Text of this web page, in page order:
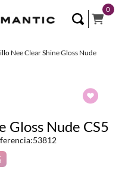
0
Nee Clear Shine Gloss Nude
Gloss Nude CS5
:53812